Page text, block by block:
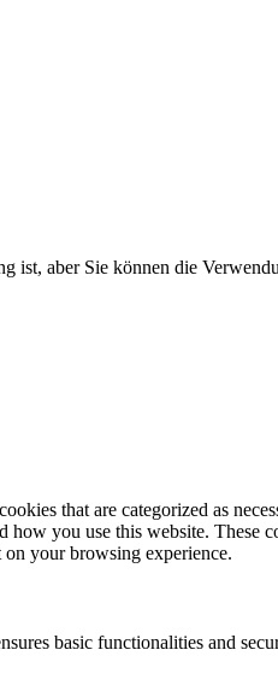
ist, aber Sie können die
that are categorized as
how you use this website.
your browsing experience.
basic functionalities and